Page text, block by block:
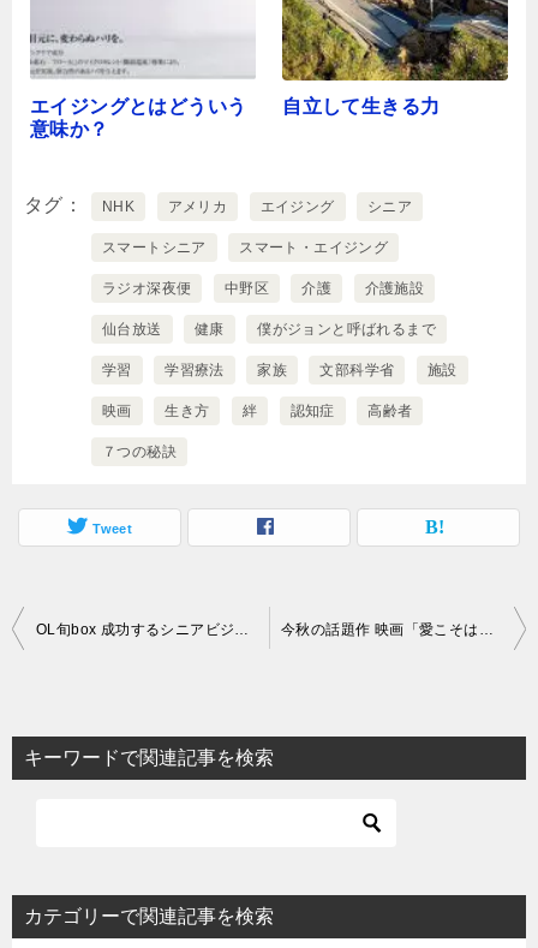
エイジングとはどういう
意味か？
自立して生きる力
タグ NHK アメリカ エイジング シニア
スマートシニア スマート・エイジング
ラジオ深夜便 中野区 介護 介護施設
仙台放送 健康 僕がジョンと呼ばれるまで
学習 学習療法 家族 文部科学省 施設
映画 生き方 絆 認知症 高齢者
７つの秘訣
Tweet
投
ビ
ゲ
ョ
ン
OL旬box 成功するシニアビジネスの教科書 今秋の話題作 映画「愛こそはすべて」10月4日より特別公開！
キーワードで関連記事を検索
カテゴリーで関連記事を検索